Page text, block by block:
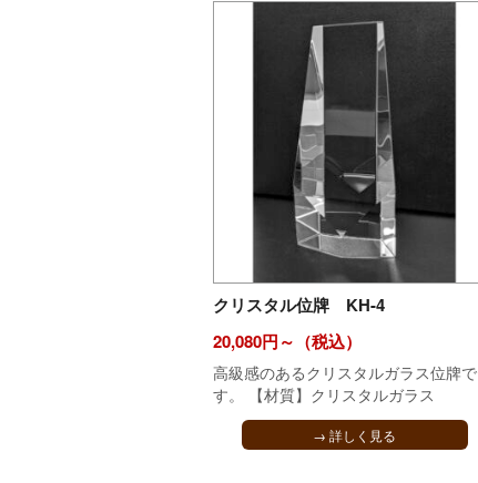
クリスタル位牌 KH-4
20,080円～（税込）
高級感のあるクリスタルガラス位牌で
す。 【材質】クリスタルガラス
→ 詳しく見る